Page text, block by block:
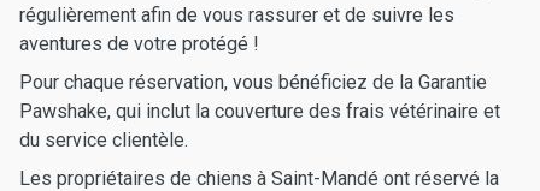
régulièrement afin de vous rassurer et de suivre les
aventures de votre protégé !
Pour chaque réservation, vous bénéficiez de la Garantie
Pawshake, qui inclut la couverture des frais vétérinaire et
du service clientèle.
Les propriétaires de chiens à Saint-Mandé ont réservé la